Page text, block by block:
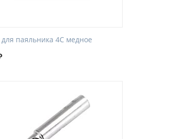
паяльника 4C медное